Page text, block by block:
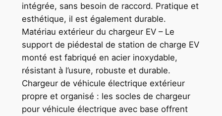
intégrée, sans besoin de raccord. Pratique et
esthétique, il est également durable.
Matériau extérieur du chargeur EV – Le
support de piédestal de station de charge EV
monté est fabriqué en acier inoxydable,
résistant à l’usure, robuste et durable.
Chargeur de véhicule électrique extérieur
propre et organisé : les socles de chargeur
pour véhicule électrique avec base offrent